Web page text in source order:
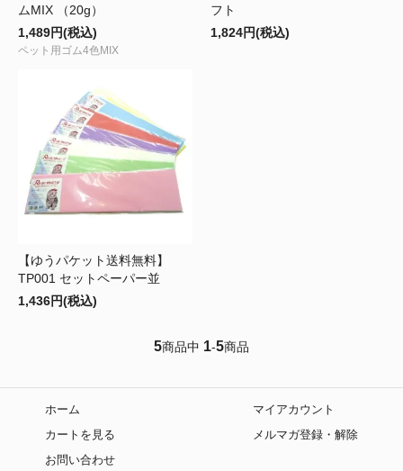
ムMIX （20g）
1,489円(税込)
ペット用ゴム4色MIX
フト
1,824円(税込)
【ゆうパケット送料無料】
TP001 セットペーパー並
1,436円(税込)
5商品中 1-5商品
ホーム
カートを見る
お問い合わせ
マイアカウント
メルマガ登録・解除